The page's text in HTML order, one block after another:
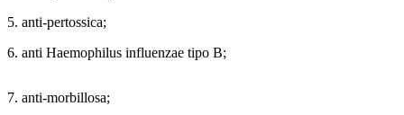
5. anti-pertossica;
6. anti Haemophilus influenzae tipo B;
7. anti-morbillosa;